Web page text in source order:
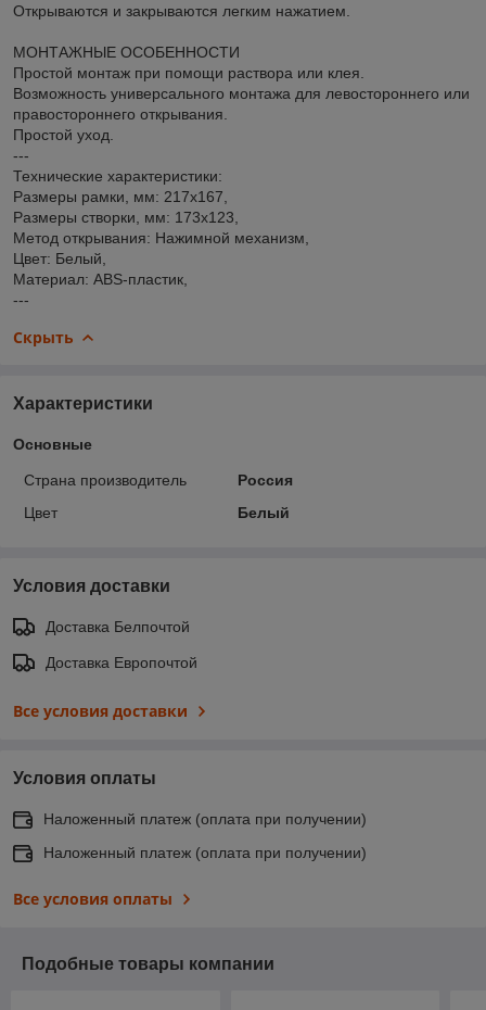
Открываются и закрываются легким нажатием.
МОНТАЖНЫЕ ОСОБЕННОСТИ
Простой монтаж при помощи раствора или клея.
Возможность универсального монтажа для левостороннего или
правостороннего открывания.
Простой уход.
---
Технические характеристики:
Размеры рамки, мм: 217х167,
Размеры створки, мм: 173х123,
Метод открывания: Нажимной механизм,
Цвет: Белый,
Материал: ABS-пластик,
---
Скрыть
Характеристики
Основные
Страна производитель
Россия
Цвет
Белый
Условия доставки
Доставка Белпочтой
Доставка Европочтой
Все условия доставки
Условия оплаты
Наложенный платеж (оплата при получении)
Наложенный платеж (оплата при получении)
Все условия оплаты
Подобные товары компании